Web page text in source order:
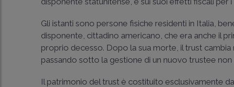
Gli istanti sono persone fisiche residenti in Italia,
disponente, cittadino americano, che era anche il
proprio decesso. Dopo la sua morte, il trust
passando sotto la gestione di un nuovo trustee
Il patrimonio del trust è costituito esclusivamente